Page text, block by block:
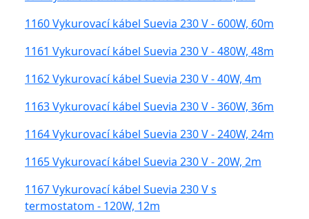
1160 Vykurovací kábel Suevia 230 V - 600W, 60m
1161 Vykurovací kábel Suevia 230 V - 480W, 48m
1162 Vykurovací kábel Suevia 230 V - 40W, 4m
1163 Vykurovací kábel Suevia 230 V - 360W, 36m
1164 Vykurovací kábel Suevia 230 V - 240W, 24m
1165 Vykurovací kábel Suevia 230 V - 20W, 2m
1167 Vykurovací kábel Suevia 230 V s
termostatom - 120W, 12m